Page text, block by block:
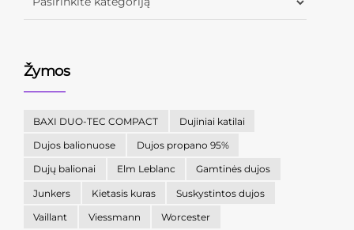
Žymos
BAXI DUO-TEC COMPACT Dujiniai katilai
Dujos balionuose Dujos propano 95%
Dujų balionai Elm Leblanc Gamtinės dujos
Junkers Kietasis kuras Suskystintos dujos
Vaillant Viessmann Worcester